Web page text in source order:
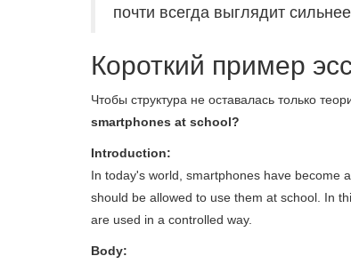
почти всегда выглядит
Короткий пример
Чтобы структура не оставалась только
smartphones at school?
Introduction:
In today's world, smartphones have become
should be allowed to use them at school. In
are used in a controlled way.
Body: